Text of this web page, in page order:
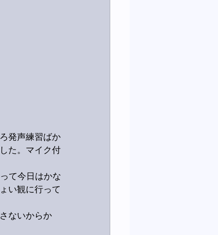
発声練習ばか
た。マイク付
て今日はかな
い観に行って
ないからか